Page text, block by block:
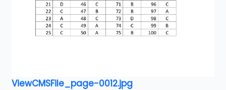
ViewCMSFile_page-0012.jpg